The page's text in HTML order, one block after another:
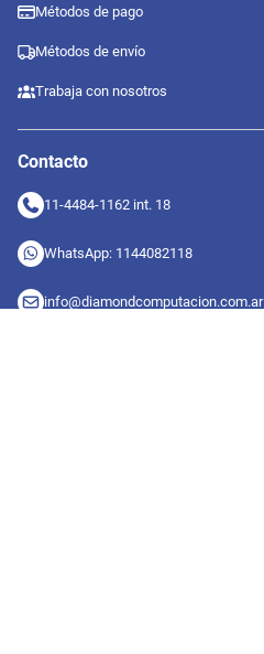
Métodos de pago
Métodos de envío
Trabaja con nosotros
Contacto
11-4484-1162 int. 18
WhatsApp: 1144082118
info@diamondcomputacion.com.ar